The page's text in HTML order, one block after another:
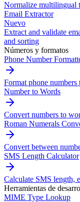
Normalize multilingual
Email Extractor
Nuevo
Extract and validate
and sorting
Números y formatos
Phone Number
Format phone
Number to Words
Convert numbers to
Roman Numerals
Convert between
SMS Length Calculator
Calculate SMS length,
Herramientas de
MIME Type Lookup